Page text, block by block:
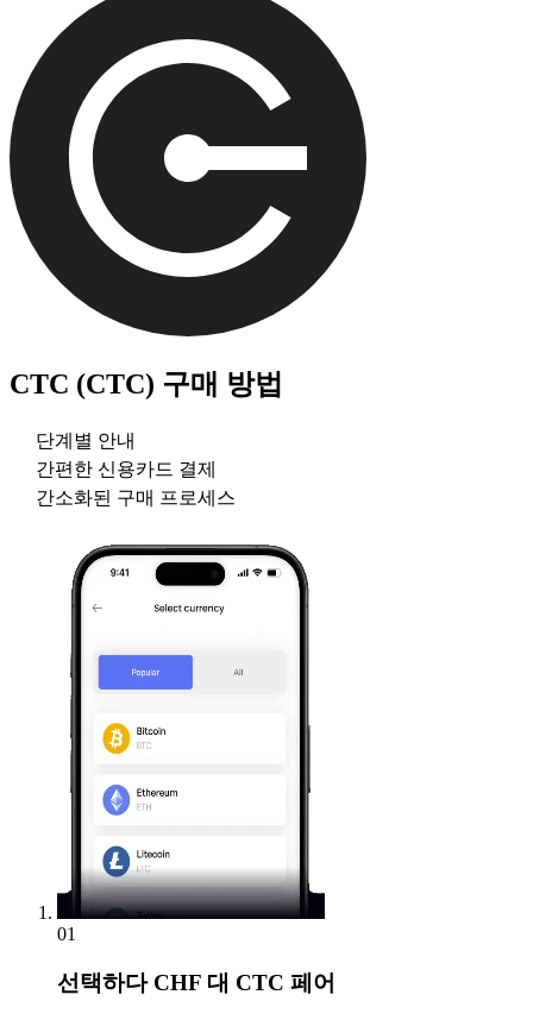
CTC (CTC) 구매 방법
단계별 안내
간편한 신용카드 결제
간소화된 구매 프로세스
01
선택하다CHF 대 CTC 페어